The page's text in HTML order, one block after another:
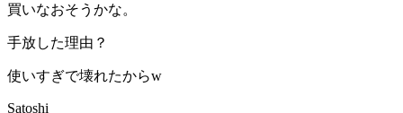
買いなおそうかな。
手放した理由？
使いすぎで壊れたからw
Satoshi